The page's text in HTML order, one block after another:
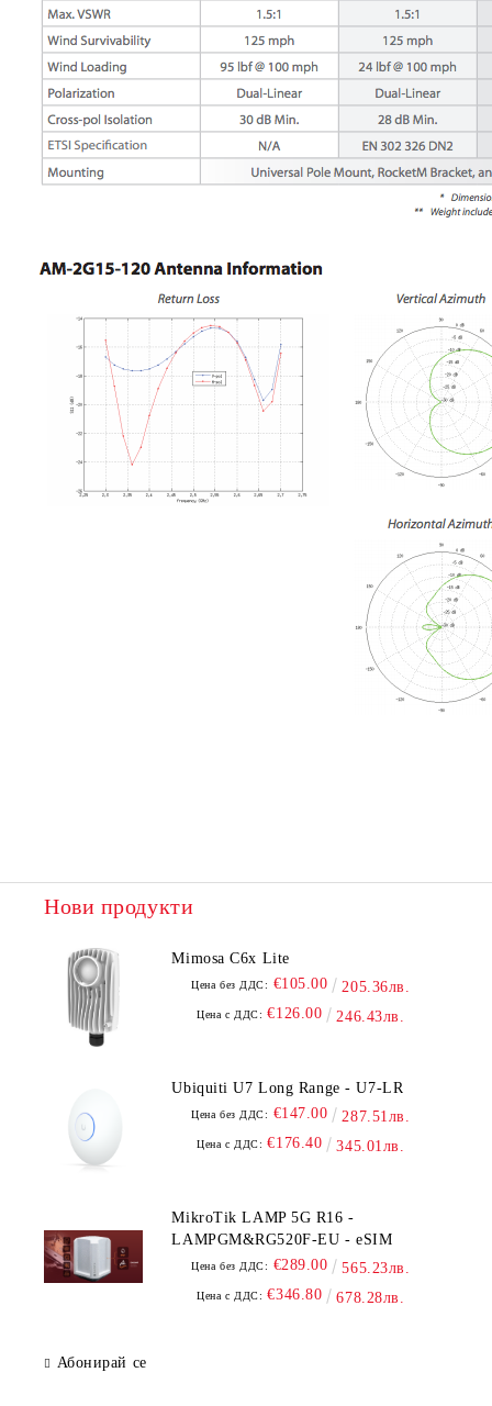
Нови продукти
Mimosa C6x Lite
Цена без ДДС: €105.00 205.36лв.
Цена с ДДС: €126.00 246.43лв.
Ubiquiti U7 Long Range - U7-LR
Цена без ДДС: €147.00 287.51лв.
Цена с ДДС: €176.40 345.01лв.
MikroTik LAMP 5G R16 -
LAMPGM&RG520F-EU - eSIM
Цена без ДДС: €289.00 565.23лв.
Цена с ДДС: €346.80 678.28лв.
Абонирай се